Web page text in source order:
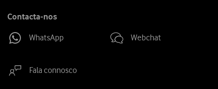
Contacta-nos
WhatsApp Webchat
Fala connosco